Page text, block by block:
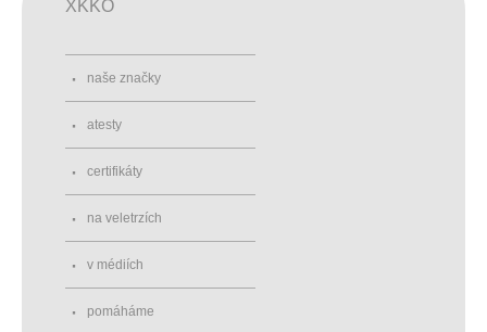
XKKO
naše značky
atesty
certifikáty
na veletrzích
v médiích
pomáháme